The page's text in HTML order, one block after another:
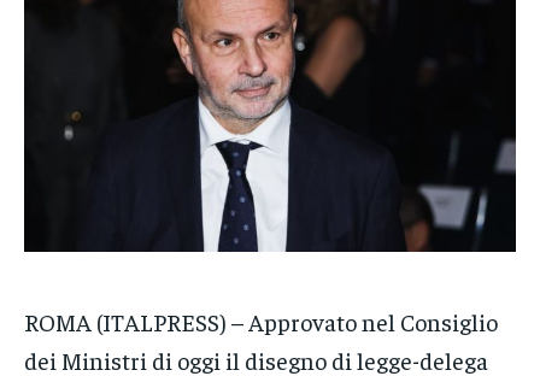
POLITICA
ECONOMIA
ECONOMIA
ROMA (ITALPRESS) – Approvato nel Consiglio
dei Ministri di oggi il disegno di legge-delega